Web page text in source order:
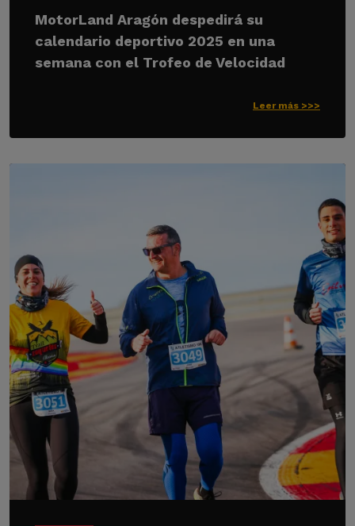
MotorLand Aragón despedirá su
calendario deportivo 2025 en una
semana con el Trofeo de Velocidad
Leer más >>>